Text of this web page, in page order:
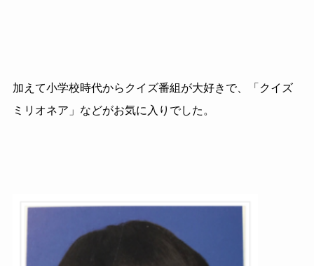
加えて小学校時代からクイズ番組が大好きで、「クイズ
ミリオネア」などがお気に入りでした。